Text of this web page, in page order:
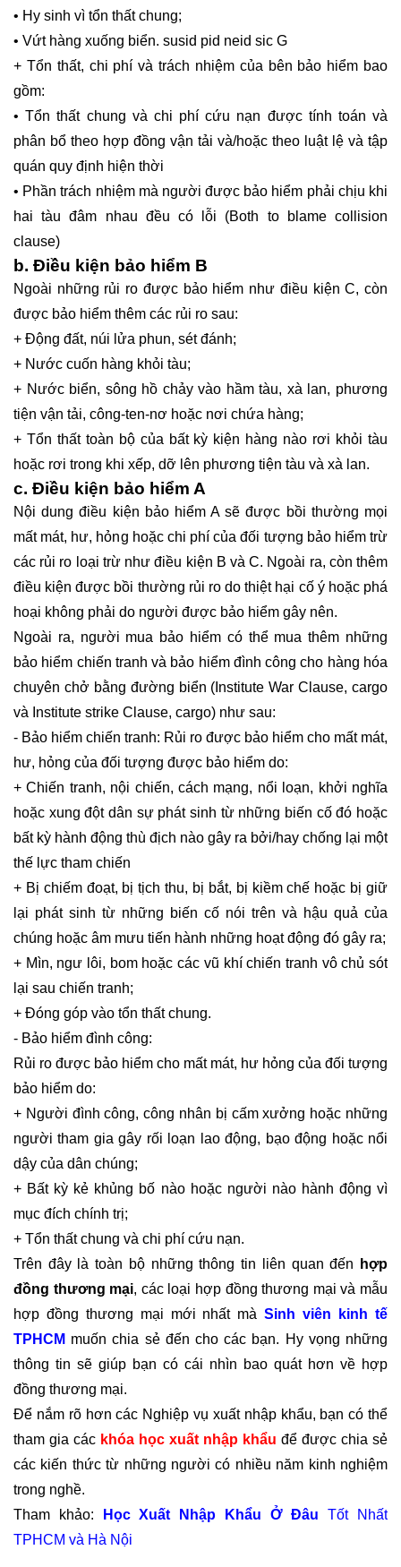
• Hy sinh vì tổn thất chung;
• Vứt hàng xuống biển. susid pid neid sic G
+ Tổn thất, chi phí và trách nhiệm của bên bảo hiểm bao
gồm:
• Tổn thất chung và chi phí cứu nạn được tính toán và
phân bổ theo hợp đồng vận tải và/hoặc theo luật lệ và tập
quán quy định hiện thời
• Phần trách nhiệm mà người được bảo hiểm phải chịu khi
hai tàu đâm nhau đều có lỗi (Both to blame collision
clause)
b. Điều kiện bảo hiểm B
Ngoài những rủi ro được bảo hiểm như điều kiện C, còn
được bảo hiểm thêm các rủi ro sau:
+ Động đất, núi lửa phun, sét đánh;
+ Nước cuốn hàng khỏi tàu;
+ Nước biển, sông hồ chảy vào hầm tàu, xà lan, phương
tiện vận tải, công-ten-nơ hoặc nơi chứa hàng;
+ Tổn thất toàn bộ của bất kỳ kiện hàng nào rơi khỏi tàu
hoặc rơi trong khi xếp, dỡ lên phương tiện tàu và xà lan.
c. Điều kiện bảo hiểm A
Nội dung điều kiện bảo hiểm A sẽ được bồi thường mọi
mất mát, hư, hỏng hoặc chi phí của đối tượng bảo hiểm trừ
các rủi ro loại trừ như điều kiện B và C. Ngoài ra, còn thêm
điều kiện được bồi thường rủi ro do thiệt hại cố ý hoặc phá
hoại không phải do người được bảo hiểm gây nên.
Ngoài ra, người mua bảo hiểm có thể mua thêm những
bảo hiểm chiến tranh và bảo hiểm đình công cho hàng hóa
chuyên chở bằng đường biển (Institute War Clause, cargo
và Institute strike Clause, cargo) như sau:
- Bảo hiểm chiến tranh: Rủi ro được bảo hiểm cho mất mát,
hư, hỏng của đối tượng được bảo hiểm do:
+ Chiến tranh, nội chiến, cách mạng, nổi loạn, khởi nghĩa
hoặc xung đột dân sự phát sinh từ những biến cố đó hoặc
bất kỳ hành động thù địch nào gây ra bởi/hay chống lại một
thế lực tham chiến
+ Bị chiếm đoạt, bị tịch thu, bị bắt, bị kiềm chế hoặc bị giữ
lại phát sinh từ những biến cố nói trên và hậu quả của
chúng hoặc âm mưu tiến hành những hoạt động đó gây ra;
+ Mìn, ngư lôi, bom hoặc các vũ khí chiến tranh vô chủ sót
lại sau chiến tranh;
+ Đóng góp vào tổn thất chung.
- Bảo hiểm đình công:
Rủi ro được bảo hiểm cho mất mát, hư hỏng của đối tượng
bảo hiểm do:
+ Người đình công, công nhân bị cấm xưởng hoặc những
người tham gia gây rối loạn lao động, bạo động hoặc nổi
dậy của dân chúng;
+ Bất kỳ kẻ khủng bố nào hoặc người nào hành động vì
mục đích chính trị;
+ Tổn thất chung và chi phí cứu nạn.
Trên đây là toàn bộ những thông tin liên quan đến
hợp
đồng thương mại, các loại hợp đồng thương mại và mẫu
hợp đồng thương mại mới nhất màSinh viên kinh tế
TPHCM muốn chia sẻ đến cho các bạn. Hy vọng những
thông tin sẽ giúp bạn có cái nhìn bao quát hơn về hợp
đồng thương mại.
Để nắm rõ hơn các Nghiệp vụ xuất nhập khẩu, bạn có thể
tham gia các khóa học xuất nhập khẩu để được chia sẻ
các kiến thức từ những người có nhiều năm kinh nghiệm
trong nghề.
Tham khảo:
Học Xuất Nhập Khẩu Ở Đâu Tốt Nhất
TPHCM và Hà Nội